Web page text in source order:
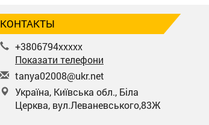
КОНТАКТЫ
+3806794xxxxx
Показати телефони
tanya02008@ukr.net
Україна, Київська обл., Біла
Церква, вул.Леваневського,83Ж